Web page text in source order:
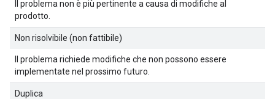
Il problema non è più pertinente a causa di modifiche al
prodotto.
Non risolvibile (non fattibile)
Il problema richiede modifiche che non possono essere
implementate nel prossimo futuro.
Duplica